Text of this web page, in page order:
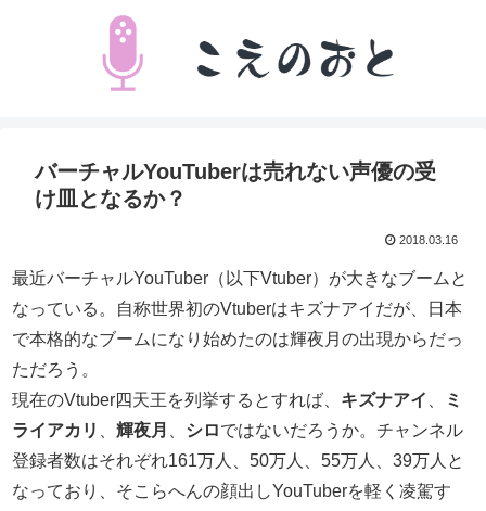
バーチャルYouTuberは売れない声優の受
け皿となるか？
2018.03.16
最近バーチャルYouTuber（以下Vtuber）が大きなブームと
なっている。自称世界初のVtuberはキズナアイだが、日本
で本格的なブームになり始めたのは輝夜月の出現からだっ
ただろう。
現在のVtuber四天王を列挙するとすれば、 キズナアイ
ミ
ライアカリ
輝夜月 シロではないだろうか。チャンネル
登録者数はそれぞれ161万人、50万人、55万人、39万人と
なっており、そこらへんの顔出しYouTuberを軽く凌駕す